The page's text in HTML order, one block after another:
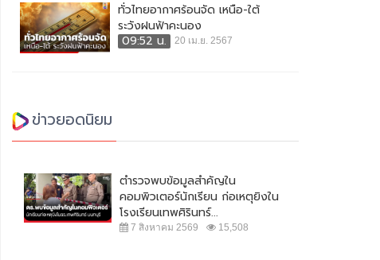
ทั่วไทยอากาศร้อนจัด เหนือ-ใต้
ระวังฝนฟ้าคะนอง
09:52 น.
20 เม.ย. 2567
ข่าวยอดนิยม
ตำรวจพบข้อมูลสำคัญใน
คอมพิวเตอร์นักเรียน ก่อเหตุยิงใน
โรงเรียนเทพศิรินทร์...
7 สิงหาคม 2569 15,508